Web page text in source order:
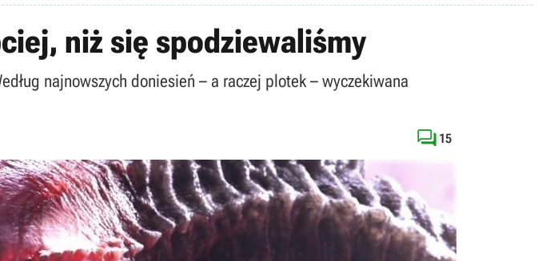
niż się spodziewaliśmy
najnowszych doniesień – a raczej plotek – wyczekiwana
 15